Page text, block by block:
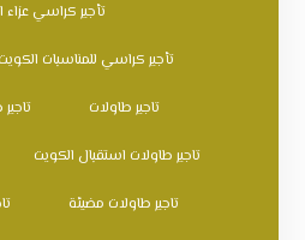
تأجير كراسي عزاء
تأجير كراسي للمناسبات الكويت
تاجير طاولات
تاجير طاولات استقبال الكويت
تاجير طاولات مضيئة